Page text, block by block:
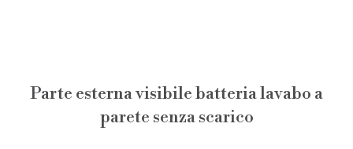
Parte esterna visibile batteria lavabo a
parete senza scarico